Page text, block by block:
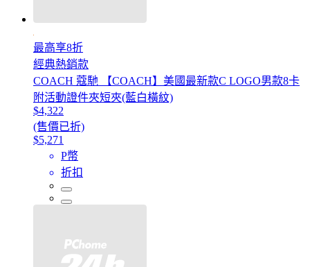
最高享8折
經典熱銷款
COACH 蔻馳 【COACH】美國最新款C LOGO男款8卡
附活動證件夾短夾(藍白橫紋)
$4,322
(售價已折)
$5,271
P幣
折扣